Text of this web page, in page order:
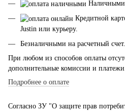
Кредитной
Justin или курьеру.
Безналичными на расчетный счет.
При любом из способов оплаты
дополнительные комиссии и
Подробнее о оплате
Согласно ЗУ "О защите прав